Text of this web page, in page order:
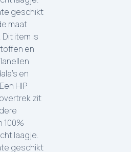
geschikt
maat
item is
en
en
HIP
zit
100%
laagje.
geschikt